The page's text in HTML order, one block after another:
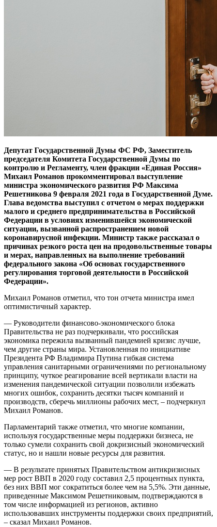
Депутат Государственной Думы ФС РФ, Заместитель
председателя Комитета Государственной Думы по
контролю и Регламенту, член фракции «Единая Россия»
Михаил Романов прокомментировал выступление
министра экономического развития РФ Максима
Решетникова 9 февраля 2021 года в Государственной Думе.
Глава ведомства выступил с отчетом о мерах поддержки
малого и среднего предпринимательства в Российской
Федерации в условиях изменившейся экономической
ситуации, вызванной распространением новой
коронавирусной инфекции. Министр также рассказал о
причинах резкого роста цен на продовольственные товары
и мерах, направленных на выполнение требований
федерального закона «Об основах государственного
регулирования торговой деятельности в Российской
Федерации».
Михаил Романов отметил, что тон отчета министра имел
оптимистичный характер.
— Руководители финансово-экономического блока
Правительства не раз подчеркивали, что российская
экономика пережила вызванный пандемией кризис лучше,
чем другие страны мира. Установленная по инициативе
Президента РФ Владимира Путина гибкая система
управления санитарными ограничениями по региональному
принципу, чуткое реагирование всей вертикали власти на
изменения пандемической ситуации позволили избежать
многих ошибок, сохранить десятки тысяч компаний и
производств, сберечь миллионы рабочих мест, – подчеркнул
Михаил Романов.
Парламентарий также отметил, что многие компании,
используя государственные меры поддержки бизнеса, не
только сумели сохранить свой докризисный экономический
статус, но и нашли новые ресурсы для развития.
— В результате принятых Правительством антикризисных
мер рост ВВП в 2020 году составил 2,5 процентных пункта,
без них ВВП мог сократиться более чем на 5,5%. Эти данные,
приведенные Максимом Решетниковым, подтверждаются в
том числе информацией из регионов, активно
использовавших инструменты поддержки своих предприятий,
– сказал Михаил Романов.